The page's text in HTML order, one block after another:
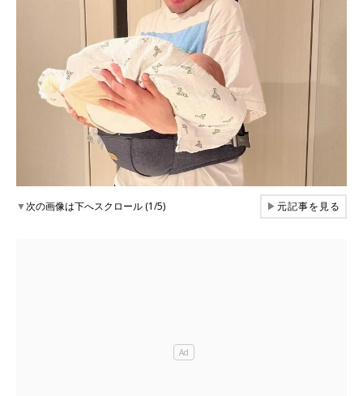
▼次の画像は下へスクロール (1/5) ▶元記事を見る